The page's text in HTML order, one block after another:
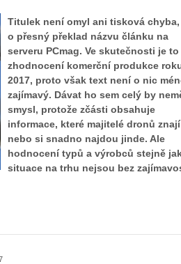
Titulek není omyl ani tisková
o přesný překlad názvu článku na
serveru PCmag. Ve skutečnosti je to
zhodnocení komerční produkce
2017, proto však text není o nic
zajímavý. Dávat ho sem celý by
smysl, protože zčásti obsahuje
informace, které majitelé dronů
nebo si snadno najdou jinde. Ale
hodnocení typů a výrobců stejně
situace na trhu nejsou bez